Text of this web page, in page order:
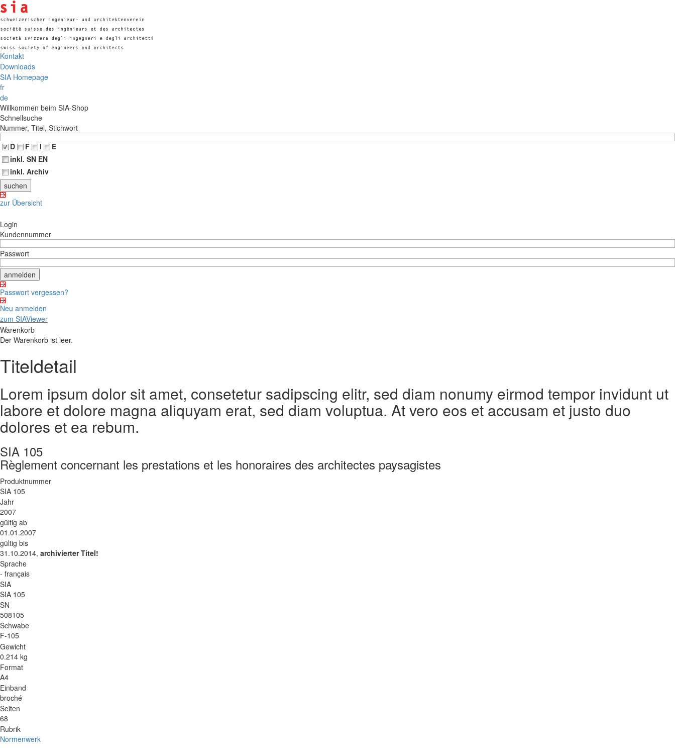
Kontakt
Downloads
SIA Homepage
fr
de
Willkommen beim SIA-Shop
Schnellsuche
Nummer, Titel, Stichwort
D
F I
E
inkl. SN EN
inkl. Archiv
zur Übersicht
Login
Kundennummer
Passwort
Passwort vergessen?
Neu anmelden
zum SIAViewer
Warenkorb
Der Warenkorb ist leer.
Titeldetail
Lorem ipsum dolor sit amet, consetetur sadipscing elitr, sed diam nonumy eirmod tempor invidunt ut
labore et dolore magna aliquyam erat, sed diam voluptua. At vero eos et accusam et justo duo
dolores et ea rebum.
SIA 105
Règlement concernant les prestations et les honoraires des architectes paysagistes
Produktnummer
SIA 105
Jahr
2007
gültig ab
01.01.2007
gültig bis
31.10.2014, archivierter Titel!
Sprache
- français
SIA
SIA 105
SN
508105
Schwabe
F-105
Gewicht
0.214 kg
Format
A4
Einband
broché
Seiten
68
Rubrik
Normenwerk